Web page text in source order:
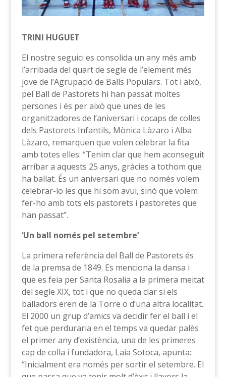
TRINI HUGUET
El nostre seguici es consolida un any més amb
l’arribada del quart de segle de l’element més
jove de l’Agrupació de Balls Populars. Tot i això,
pel Ball de Pastorets hi han passat moltes
persones i és per això que unes de les
organitzadores de l’aniversari i cocaps de colles
dels Pastorets Infantils, Mònica Làzaro i Alba
Làzaro, remarquen que volen celebrar la fita
amb totes elles: “Tenim clar que hem aconseguit
arribar a aquests 25 anys, gràcies a tothom que
ha ballat. És un aniversari que no només volem
celebrar-lo les que hi som avui, sinó que volem
fer-ho amb tots els pastorets i pastoretes que
han passat”.
‘Un ball només pel setembre’
La primera referència del Ball de Pastorets és
de la premsa de 1849. Es menciona la dansa i
que es feia per Santa Rosalia a la primera meitat
del segle XIX, tot i que no queda clar si els
balladors eren de la Torre o d’una altra localitat.
El 2000 un grup d’amics va decidir fer el ball i el
fet que perduraria en el temps va quedar palès
el primer any d’existència, una de les primeres
cap de colla i fundadora, Laia Sotoca, apunta:
“Inicialment era només per sortir el setembre. El